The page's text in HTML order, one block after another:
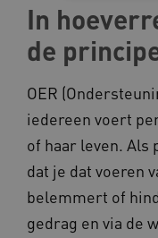
In
de
OER
iedereen voert
of haar leven.
dat je dat voeren
belemmert of
gedrag en via de
Deze
ervoor dat de
worden altijd
op uw privacy.
__Secure-